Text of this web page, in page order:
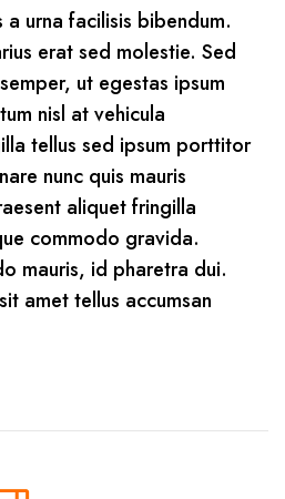
urna facilisis bibendum.
erat sed molestie. Sed
ut egestas ipsum
nisl at vehicula
tellus sed ipsum porttitor
nunc quis mauris
aliquet fringilla
commodo gravida.
mauris, id pharetra dui.
amet tellus accumsan